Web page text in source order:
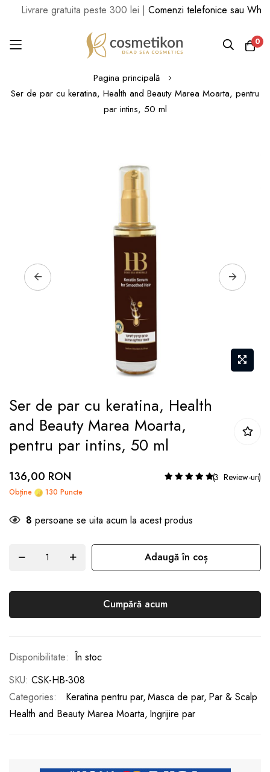
gratuita peste 300 lei |Comenzi telefonice sau WhatsApp la
0
la
Pagina principală
Ser de par cu keratina, Health and Beauty Marea Moarta, pentru
par intins, 50 ml
gallery
to
the
beginning
of
the
images
Ser de par cu keratina, Health
and Beauty Marea Moarta,
pentru par intins, 50 ml
136,00 RON
Obține 130 Puncte
Rating: 3 Review-uri
8 persoane se uita acum la acest produs
Adaugă în coș
Cumpără acum
În stoc
SKU CSK-HB-308
Categories:
Keratina pentru par Masca de par Par & Scalp
Health and Beauty Marea Moarta Ingrijire par